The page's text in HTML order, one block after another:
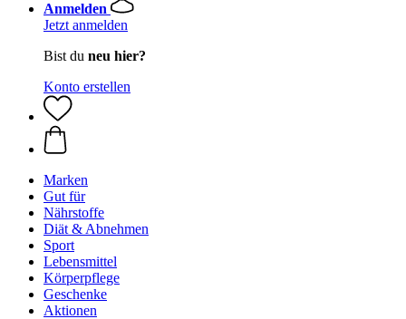
Anmelden
Jetzt anmelden
Bist du neu hier?
Konto erstellen
Marken
Gut für
Nährstoffe
Diät & Abnehmen
Sport
Lebensmittel
Körperpflege
Geschenke
Aktionen